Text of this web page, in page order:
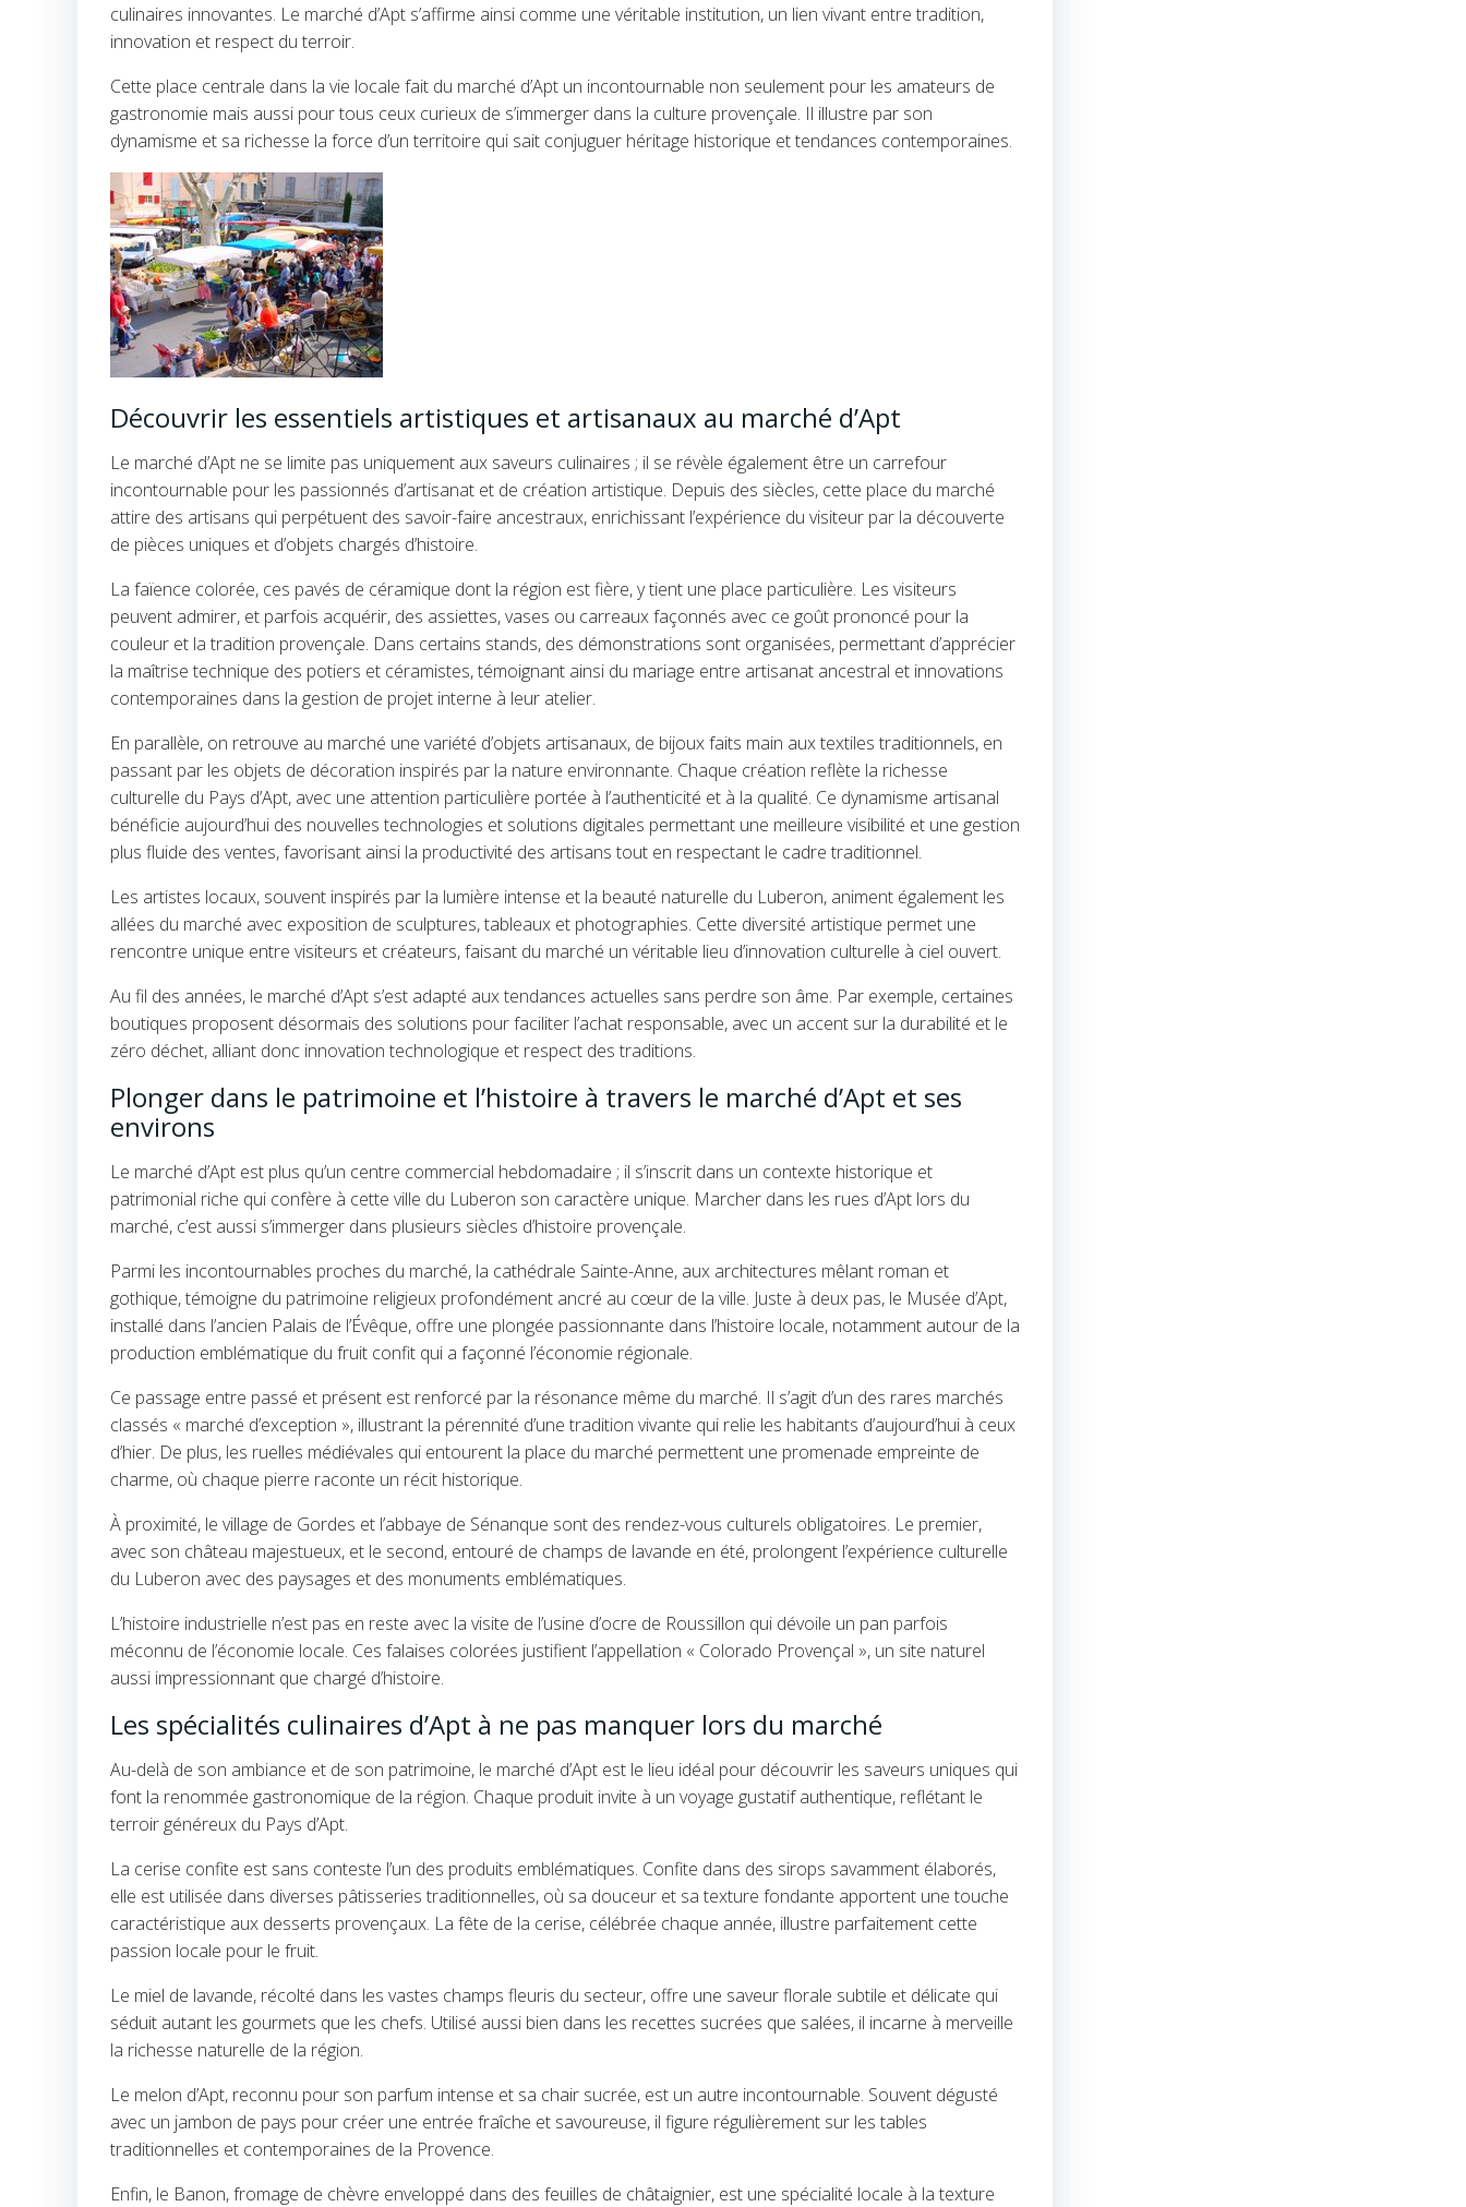
culinaires innovantes. Le marché d’Apt s’affirme ainsi comme une véritable institution, un lien vivant entre tradition,
innovation et respect du terroir.
Cette place centrale dans la vie locale fait du marché d’Apt un incontournable non seulement pour les amateurs de
gastronomie mais aussi pour tous ceux curieux de s’immerger dans la culture provençale. Il illustre par son
dynamisme et sa richesse la force d’un territoire qui sait conjuguer héritage historique et tendances contemporaines.
Découvrir les essentiels artistiques et artisanaux au marché d’Apt
Le marché d’Apt ne se limite pas uniquement aux saveurs culinaires ; il se révèle également être un carrefour
incontournable pour les passionnés d’artisanat et de création artistique. Depuis des siècles, cette place du marché
attire des artisans qui perpétuent des savoir-faire ancestraux, enrichissant l’expérience du visiteur par la découverte
de pièces uniques et d’objets chargés d’histoire.
La faïence colorée, ces pavés de céramique dont la région est fière, y tient une place particulière. Les visiteurs
peuvent admirer, et parfois acquérir, des assiettes, vases ou carreaux façonnés avec ce goût prononcé pour la
couleur et la tradition provençale. Dans certains stands, des démonstrations sont organisées, permettant d’apprécier
la maîtrise technique des potiers et céramistes, témoignant ainsi du mariage entre artisanat ancestral et innovations
contemporaines dans la gestion de projet interne à leur atelier.
En parallèle, on retrouve au marché une variété d’objets artisanaux, de bijoux faits main aux textiles traditionnels, en
passant par les objets de décoration inspirés par la nature environnante. Chaque création reflète la richesse
culturelle du Pays d’Apt, avec une attention particulière portée à l’authenticité et à la qualité. Ce dynamisme artisanal
bénéficie aujourd’hui des nouvelles technologies et solutions digitales permettant une meilleure visibilité et une gestion
plus fluide des ventes, favorisant ainsi la productivité des artisans tout en respectant le cadre traditionnel.
Les artistes locaux, souvent inspirés par la lumière intense et la beauté naturelle du Luberon, animent également les
allées du marché avec exposition de sculptures, tableaux et photographies. Cette diversité artistique permet une
rencontre unique entre visiteurs et créateurs, faisant du marché un véritable lieu d’innovation culturelle à ciel ouvert.
Au fil des années, le marché d’Apt s’est adapté aux tendances actuelles sans perdre son âme. Par exemple, certaines
boutiques proposent désormais des solutions pour faciliter l’achat responsable, avec un accent sur la durabilité et le
zéro déchet, alliant donc innovation technologique et respect des traditions.
Plonger dans le patrimoine et l’histoire à travers le marché d’Apt et ses
environs
Le marché d’Apt est plus qu’un centre commercial hebdomadaire ; il s’inscrit dans un contexte historique et
patrimonial riche qui confère à cette ville du Luberon son caractère unique. Marcher dans les rues d’Apt lors du
marché, c’est aussi s’immerger dans plusieurs siècles d’histoire provençale.
Parmi les incontournables proches du marché, la cathédrale Sainte-Anne, aux architectures mêlant roman et
gothique, témoigne du patrimoine religieux profondément ancré au cœur de la ville. Juste à deux pas, le Musée d’Apt,
installé dans l’ancien Palais de l’Évêque, offre une plongée passionnante dans l’histoire locale, notamment autour de la
production emblématique du fruit confit qui a façonné l’économie régionale.
Ce passage entre passé et présent est renforcé par la résonance même du marché. Il s’agit d’un des rares marchés
classés « marché d’exception », illustrant la pérennité d’une tradition vivante qui relie les habitants d’aujourd’hui à ceux
d’hier. De plus, les ruelles médiévales qui entourent la place du marché permettent une promenade empreinte de
charme, où chaque pierre raconte un récit historique.
À proximité, le village de Gordes et l’abbaye de Sénanque sont des rendez-vous culturels obligatoires. Le premier,
avec son château majestueux, et le second, entouré de champs de lavande en été, prolongent l’expérience culturelle
du Luberon avec des paysages et des monuments emblématiques.
L’histoire industrielle n’est pas en reste avec la visite de l’usine d’ocre de Roussillon qui dévoile un pan parfois
méconnu de l’économie locale. Ces falaises colorées justifient l’appellation « Colorado Provençal », un site naturel
aussi impressionnant que chargé d’histoire.
Les spécialités culinaires d’Apt à ne pas manquer lors du marché
Au-delà de son ambiance et de son patrimoine, le marché d’Apt est le lieu idéal pour découvrir les saveurs uniques qui
font la renommée gastronomique de la région. Chaque produit invite à un voyage gustatif authentique, reflétant le
terroir généreux du Pays d’Apt.
La cerise confite est sans conteste l’un des produits emblématiques. Confite dans des sirops savamment élaborés,
elle est utilisée dans diverses pâtisseries traditionnelles, où sa douceur et sa texture fondante apportent une touche
caractéristique aux desserts provençaux. La fête de la cerise, célébrée chaque année, illustre parfaitement cette
passion locale pour le fruit.
Le miel de lavande, récolté dans les vastes champs fleuris du secteur, offre une saveur florale subtile et délicate qui
séduit autant les gourmets que les chefs. Utilisé aussi bien dans les recettes sucrées que salées, il incarne à merveille
la richesse naturelle de la région.
Le melon d’Apt, reconnu pour son parfum intense et sa chair sucrée, est un autre incontournable. Souvent dégusté
avec un jambon de pays pour créer une entrée fraîche et savoureuse, il figure régulièrement sur les tables
traditionnelles et contemporaines de la Provence.
Enfin, le Banon, fromage de chèvre enveloppé dans des feuilles de châtaignier, est une spécialité locale à la texture